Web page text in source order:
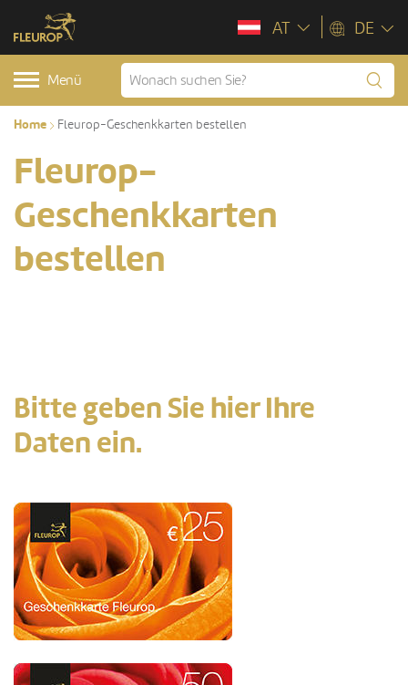
AT DE
Menü
Home Fleurop-Geschenkkarten bestellen
Fleurop-
Geschenkkarten
bestellen
Bitte geben Sie hier Ihre
Daten ein.